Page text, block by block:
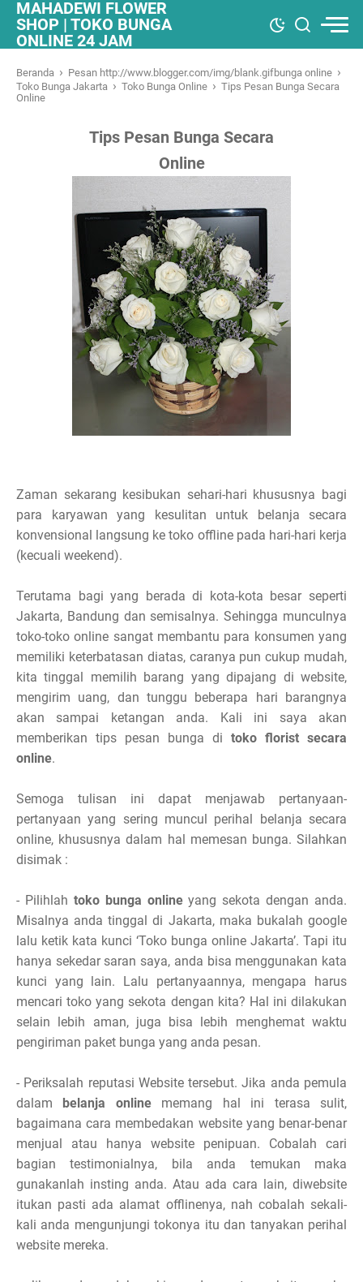
MAHADEWI FLOWER
SHOP | TOKO BUNGA
ONLINE 24 JAM
Beranda › Pesan http://www.blogger.com/img/blank.gifbunga online ›
Toko Bunga Jakarta › Toko Bunga Online › Tips Pesan Bunga Secara
Online
Tips Pesan Bunga Secara
Online
Zaman sekarang kesibukan sehari-hari khususnya bagi
para karyawan yang kesulitan untuk belanja secara
konvensional langsung ke toko offline pada hari-hari kerja
(kecuali weekend).
Terutama bagi yang berada di kota-kota besar seperti
Jakarta, Bandung dan semisalnya. Sehingga munculnya
toko-toko online sangat membantu para konsumen yang
memiliki keterbatasan diatas, caranya pun cukup mudah,
kita tinggal memilih barang yang dipajang di website,
mengirim uang, dan tunggu beberapa hari barangnya
akan sampai ketangan anda. Kali ini saya akan
memberikan tips pesan bunga di toko florist secara
online.
Semoga tulisan ini dapat menjawab pertanyaan-
pertanyaan yang sering muncul perihal belanja secara
online, khususnya dalam hal memesan bunga. Silahkan
disimak :
- Pilihlah toko bunga onlineyang sekota dengan anda.
Misalnya anda tinggal di Jakarta, maka bukalah google
lalu ketik kata kunci ‘Toko bunga online Jakarta’. Tapi itu
hanya sekedar saran saya, anda bisa menggunakan kata
kunci yang lain. Lalu pertanyaannya, mengapa harus
mencari toko yang sekota dengan kita? Hal ini dilakukan
selain lebih aman, juga bisa lebih menghemat waktu
pengiriman paket bunga yang anda pesan.
- Periksalah reputasi Website tersebut. Jika anda pemula
dalam belanja onlinememang hal ini terasa sulit,
bagaimana cara membedakan website yang benar-benar
menjual atau hanya website penipuan. Cobalah cari
bagian testimonialnya, bila anda temukan maka
gunakanlah insting anda. Atau ada cara lain, diwebsite
itukan pasti ada alamat offlinenya, nah cobalah sekali-
kali anda mengunjungi tokonya itu dan tanyakan perihal
website mereka.